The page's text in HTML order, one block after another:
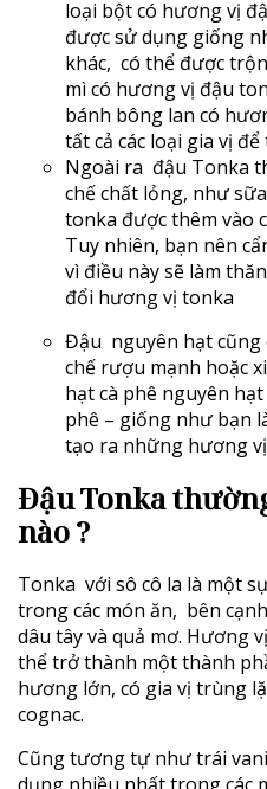
loại bột có hương vị
được sử dụng giống
khác, có thể được
mì có hương vị đậu
bánh bông lan có
tất cả các loại gia vị
Ngoài ra đậu Tonka
chế chất lỏng, như
tonka được thêm vào
Tuy nhiên, bạn nên
vì điều này sẽ làm
đổi hương vị tonka
Đậu nguyên hạt cũng
chế rượu mạnh hoặc
hạt cà phê nguyên
phê – giống như bạn
tạo ra những hương
Đậu Tonka
nào ?
Tonka với sô cô la là một
trong các món ăn, bên
dâu tây và quả mơ. Hương
thể trở thành một thành
hương lớn, có gia vị trùng
cognac.
Cũng tương tự như trái